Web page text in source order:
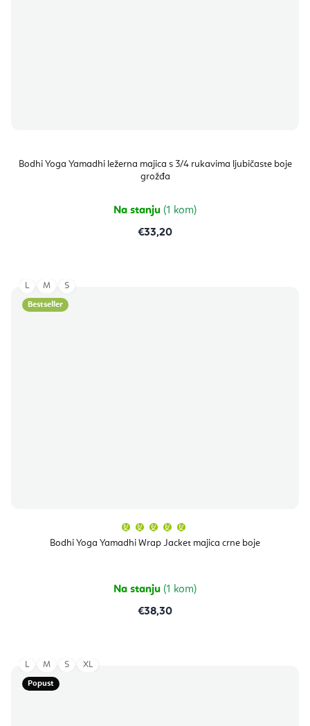
Bodhi Yoga Yamadhi ležerna majica s 3/4 rukavima ljubičaste boje
grožđa
Na stanju (1 kom)
€33,20
Bestseller
Bodhi Yoga Yamadhi Wrap Jacket majica crne boje
proizvoda
je
zvjezdica.
Na stanju (1 kom)
€38,30
L M S
Popust
L M S XL